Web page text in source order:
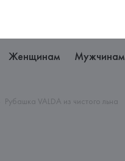
Женщинам Мужчинам
Рубашка VALDA из чистого льна